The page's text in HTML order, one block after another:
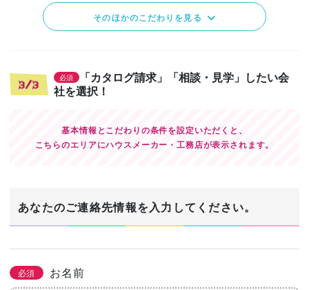
そのほかのこだわりを見る
3/3
必須
「カタログ請求」「相談・見学」したい会
社を選択！
基本情報とこだわりの条件を設定いただくと、
こちらのエリアにハウスメーカー・工務店が表示されます。
あなたのご連絡先情報を入力してください。
必須 お名前